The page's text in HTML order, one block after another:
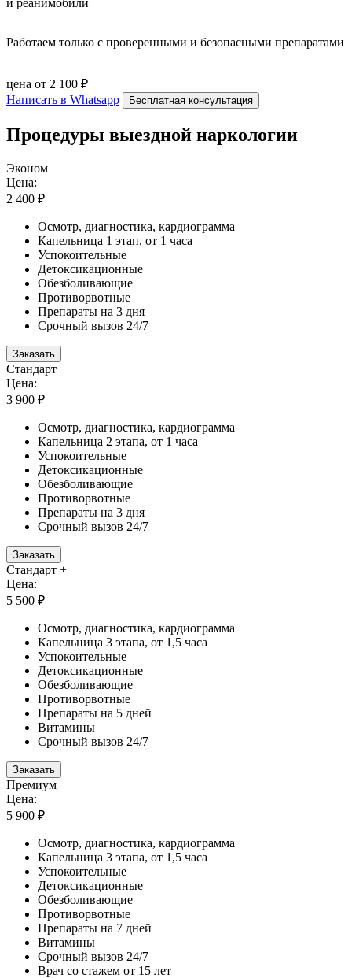
Работаем только с проверенными и безопасными препаратами
цена от 2 100 ₽
Написать в Whatsapp
Бесплатная консультация
Процедуры выездной наркологии
Эконом
Цена:
2 400 ₽
Осмотр, диагностика, кардиограмма
Капельница 1 этап, от 1 часа
Успокоительные
Детоксикационные
Обезболивающие
Противорвотные
Препараты на 3 дня
Срочный вызов 24/7
Заказать
Стандарт
Цена:
3 900 ₽
Осмотр, диагностика, кардиограмма
Капельница 2 этапа, от 1 часа
Успокоительные
Детоксикационные
Обезболивающие
Противорвотные
Препараты на 3 дня
Срочный вызов 24/7
Заказать
Стандарт +
Цена:
5 500 ₽
Осмотр, диагностика, кардиограмма
Капельница 3 этапа, от 1,5 часа
Успокоительные
Детоксикационные
Обезболивающие
Противорвотные
Препараты на 5 дней
Витамины
Срочный вызов 24/7
Заказать
Премиум
Цена:
5 900 ₽
Осмотр, диагностика, кардиограмма
Капельница 3 этапа, от 1,5 часа
Успокоительные
Детоксикационные
Обезболивающие
Противорвотные
Препараты на 7 дней
Витамины
Срочный вызов 24/7
Врач со стажем от 15 лет